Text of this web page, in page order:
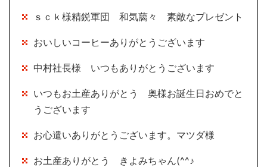
ｓｃｋ様精鋭軍団 和気藹々 素敵なプレゼント
おいしいコーヒーありがとうございます
中村社長様 いつもありがとうございます
いつもお土産ありがとう 奥様お誕生日おめでと
うございます
お心遣いありがとうございます。マツダ様
お土産ありがとう きよみちゃん(^^♪